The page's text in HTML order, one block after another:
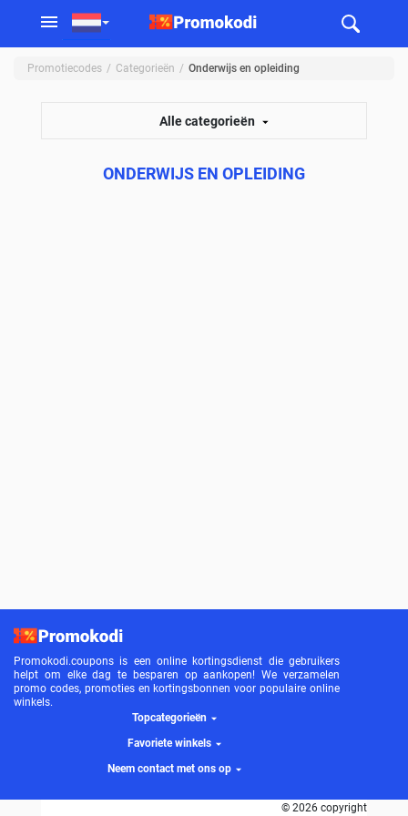
Promotiecodes Categorieën Onderwijs en opleiding
Alle categorieën
ONDERWIJS EN OPLEIDING
Promokodi.coupons is een online kortingsdienst die gebruikers
helpt om elke dag te besparen op aankopen! We verzamelen
promo codes, promoties en kortingsbonnen voor populaire online
winkels.
Topcategorieën
Favoriete winkels
Neem contact met ons op
© 2026 copyright